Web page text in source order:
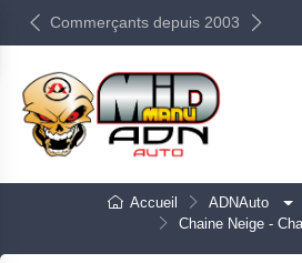
Commerçants depuis 2003
Accueil ADNAuto
Chaine Neige -